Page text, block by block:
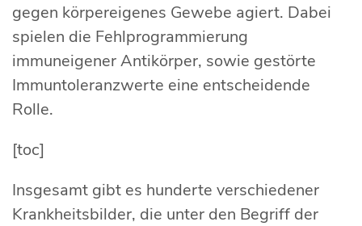
gegen körpereigenes Gewebe agiert. Dabei
spielen die Fehlprogrammierung
immuneigener Antikörper, sowie gestörte
Immuntoleranzwerte eine entscheidende
Rolle.
[toc]
Insgesamt gibt es hunderte verschiedener
Krankheitsbilder, die unter den Begriff der